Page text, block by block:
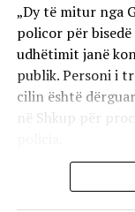
„Dy të mitur nga
policor për
udhëtimit janë
publik. Personi i
cilin është
në Shkup për
Ata theksojnë
procedurë e